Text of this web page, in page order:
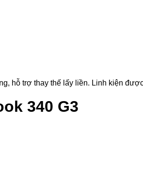
hỗ trợ thay thế lấy liền. Linh kiện
340 G3